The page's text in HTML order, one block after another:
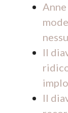
Il
Il